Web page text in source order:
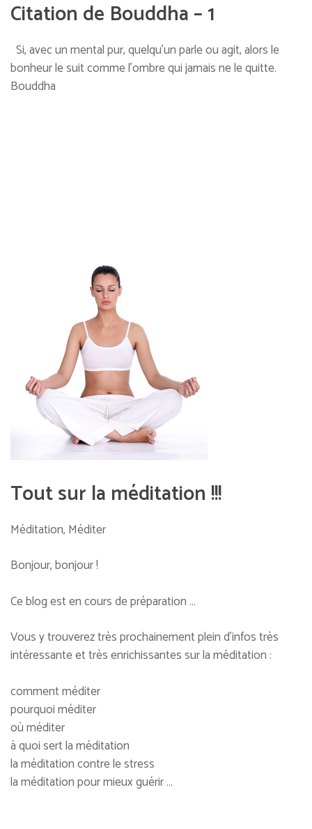
Citation de Bouddha – 1
Si, avec un mental pur, quelqu’un parle ou agit, alors le
bonheur le suit comme l’ombre qui jamais ne le quitte.
Bouddha
Tout sur la méditation !!!
Méditation, Méditer
Bonjour, bonjour !
Ce blog est en cours de préparation …
Vous y trouverez très prochainement plein d’infos très
intéressante et très enrichissantes sur la méditation :
comment méditer
pourquoi méditer
où méditer
à quoi sert la méditation
la méditation contre le stress
la méditation pour mieux guérir …